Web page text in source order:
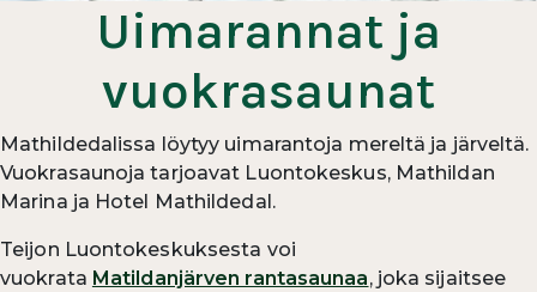
Uimarannat ja
vuokrasaunat
Mathildedalissa löytyy uimarantoja mereltä ja järveltä.
Vuokrasaunoja tarjoavat Luontokeskus, Mathildan
Marina ja Hotel Mathildedal.
Teijon Luontokeskuksesta voi
vuokrata Matildanjärven rantasaunaa, joka sijaitsee